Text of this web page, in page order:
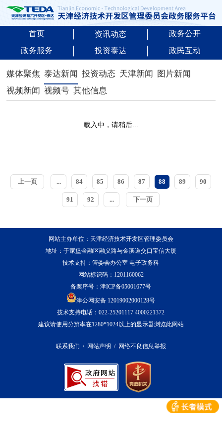
首页 资讯动态
政务公开
政务服务
投资泰达 政民互动
媒体聚焦 泰达新闻 投资动态 天津新闻
图片新闻
视频新闻
视频号 其他信息
载入中，请稍后...
上一页 ... 84 85 86 87 88 89 90
91 92 ... 下一页
网站主办单位：天津经济技术开发区管理委员会
地址：于家堡金融区融义路与金滨道交口宝信大厦
技术支持：管委会办公室 电子政务科
网站标识码：1201160062
备案序号：津ICP备05001677号
津公网安备 12019002000128号
技术支持电话：022-25201117 4000221372
建议请使用分辨率在1280*1024以上的显示器浏览此网站
联系我们 / 网站声明 / 网络不良信息举报